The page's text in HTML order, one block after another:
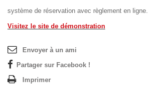
système de réservation avec règlement en ligne.
Visitez le site de démonstration
Envoyer à un ami
Partager sur Facebook !
Imprimer